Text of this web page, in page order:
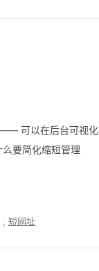
—— 可以在后台可视化
要简化缩短管理
短网址